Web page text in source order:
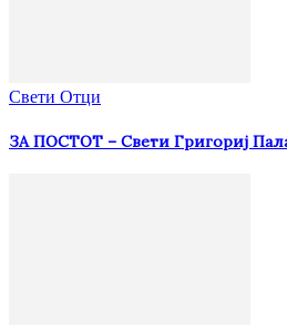
Свети Отци
ЗА ПОСТОТ – Свети Григориј